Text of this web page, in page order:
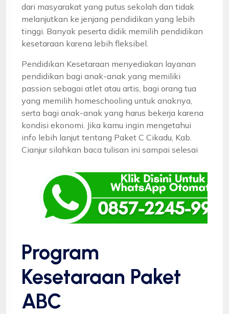
dari masyarakat yang putus sekolah dan tidak
melanjutkan ke jenjang pendidikan yang lebih
tinggi. Banyak peserta didik memilih pendidikan
kesetaraan karena lebih fleksibel.
Pendidikan Kesetaraan menyediakan layanan
pendidikan bagi anak-anak yang memiliki
passion sebagai atlet atau artis, bagi orang tua
yang memilih homeschooling untuk anaknya,
serta bagi anak-anak yang harus bekerja karena
kondisi ekonomi. Jika kamu ingin mengetahui
info lebih lanjut tentang Paket C Cikadu, Kab.
Cianjur silahkan baca tulisan ini sampai selesai
Program
Kesetaraan Paket
ABC